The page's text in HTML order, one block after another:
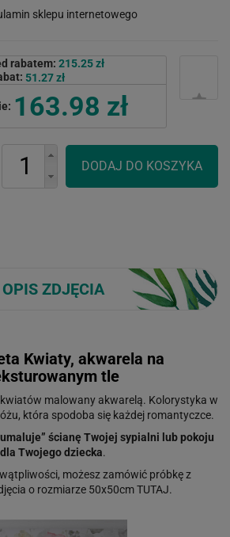
rabatem: 215.25 zł
51.27 zł
163.98 zł
OPIS ZDJĘCIA
Kwiaty, akwarela na
tle
malowany akwarelą. Kolorystyka w
która spodoba się każdej romantyczce.
ścianę Twojej sypialni lub pokoju
dla Twojego dziecka.
możesz zamówić próbkę z
o rozmiarze 50x50cmTUTAJ.